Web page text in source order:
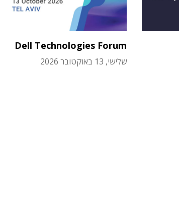
Dell Technologies Forum
שלישי, 13 באוקטובר 2026